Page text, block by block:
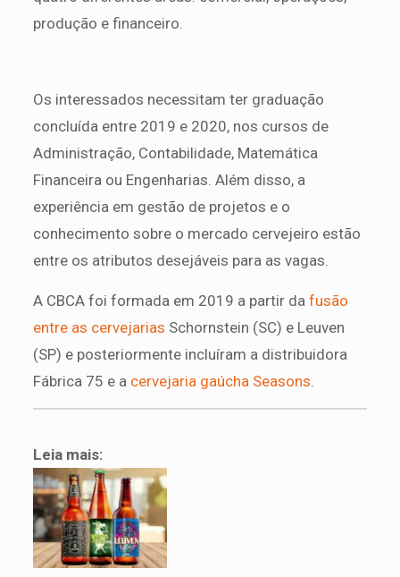
produção e financeiro.
Os interessados necessitam ter graduação
concluída entre 2019 e 2020, nos cursos de
Administração, Contabilidade, Matemática
Financeira ou Engenharias. Além disso, a
experiência em gestão de projetos e o
conhecimento sobre o mercado cervejeiro estão
entre os atributos desejáveis para as vagas.
A CBCA foi formada em 2019 a partir da fusão
entre as cervejarias Schornstein (SC) e Leuven
(SP) e posteriormente incluíram a distribuidora
Fábrica 75 e a cervejaria gaúcha Seasons
Leia mais: